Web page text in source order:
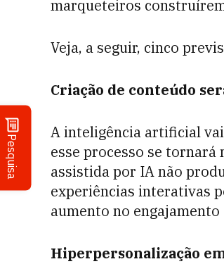
Pesquisa
marqueteiros
Veja, a seguir, cinco
Criação de conteúdo
A inteligência artificial
esse processo se
assistida por IA não
experiências interativas
aumento no
Hiperpersonalização